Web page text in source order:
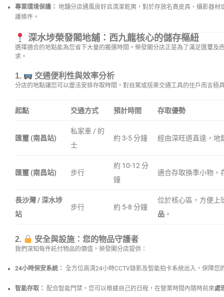
專業環境保護： 地舖分店通風良好且清潔乾爽，對於存放名貴皮具、攝影器材
護條件。
深水埗榮發閣地舖：西九龍核心的儲存樞紐
選擇適合的地點能為您省下大量的搬運時間。榮發閣分店正是為了滿足匯璽及
求。
1. 交通便利性與效率分析
分店的地點讓您可以靈活安排存取時間，對自駕或搭乘交通工具的住戶而言極
起點 交通方式 預計時間 存取優勢
匯璽 (南昌站)
私家車 / 的
士
約 3-5 分鐘 經由深旺道直達，地
匯璽 (南昌站) 步行
約 10-12 分
鐘
適合存取換季小物，
長沙灣 / 深水埗
站
步行 約 5-8 分鐘
位於核心區，方便上
品 。
2. 安全與設施：您的物品守護者
我們深知每件託付物品的價值，榮發閣分店提供：
24小時保安系統： 全方位高清24小時CCTV錄影及智能拍卡系統出入，保障您
智能存取： 配合智能門禁，您可以根據自己的日程，在營業時間內隨時前來處